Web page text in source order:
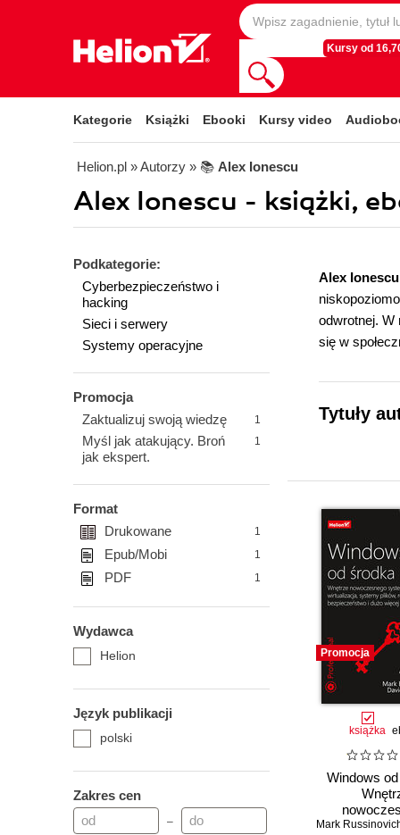
Kursy od
Kategorie Książki Ebooki Kursy video
Helion.pl » Autorzy » 📚 Alex Ionescu
Alex Ionescu - książki,
Podkategorie:
Cyberbezpieczeństwo i
hacking
Sieci i serwery
Systemy operacyjne
Promocja
Zaktualizuj swoją wiedzę
1
Myśl jak atakujący. Broń
jak ekspert.
1
Format
Drukowane
1
Epub/Mobi 1
PDF 1
Wydawca
Helion
Język publikacji
polski
Zakres cen
–
Alex Ionescu
odwrotnej. W
się w
Tytuły
Promocja
książka
Windows
systemu,
Mark